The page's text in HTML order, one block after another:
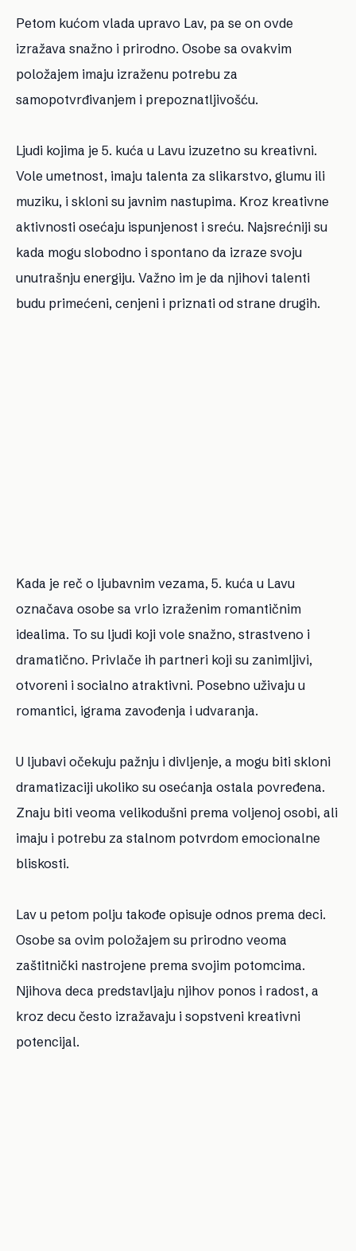
Petom kućom vlada upravo Lav, pa se on ovde
izražava snažno i prirodno. Osobe sa ovakvim
položajem imaju izraženu potrebu za
samopotvrđivanjem i prepoznatljivošću.
Ljudi kojima je 5. kuća u Lavu izuzetno su kreativni.
Vole umetnost, imaju talenta za slikarstvo, glumu ili
muziku, i skloni su javnim nastupima. Kroz kreativne
aktivnosti osećaju ispunjenost i sreću. Najsrećniji su
kada mogu slobodno i spontano da izraze svoju
unutrašnju energiju. Važno im je da njihovi talenti
budu primećeni, cenjeni i priznati od strane drugih.
Kada je reč o ljubavnim vezama, 5. kuća u Lavu
označava osobe sa vrlo izraženim romantičnim
idealima. To su ljudi koji vole snažno, strastveno i
dramatično. Privlače ih partneri koji su zanimljivi,
otvoreni i socialno atraktivni. Posebno uživaju u
romantici, igrama zavođenja i udvaranja.
U ljubavi očekuju pažnju i divljenje, a mogu biti skloni
dramatizaciji ukoliko su osećanja ostala povređena.
Znaju biti veoma velikodušni prema voljenoj osobi, ali
imaju i potrebu za stalnom potvrdom emocionalne
bliskosti.
Lav u petom polju takođe opisuje odnos prema deci.
Osobe sa ovim položajem su prirodno veoma
zaštitnički nastrojene prema svojim potomcima.
Njihova deca predstavljaju njihov ponos i radost, a
kroz decu često izražavaju i sopstveni kreativni
potencijal.